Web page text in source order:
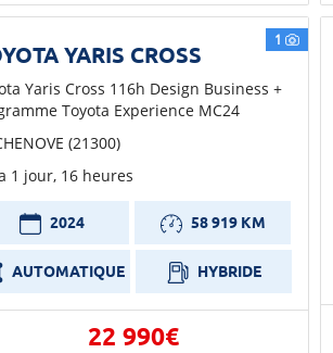
1
YARIS CROSS
Yaris Cross 116h Design Business +
Toyota Experience MC24
(21300)
1 jour, 16 heures
2024 58 919 KM
AUTOMATIQUE HYBRIDE
22 990€